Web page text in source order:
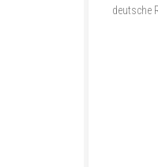
deutsche